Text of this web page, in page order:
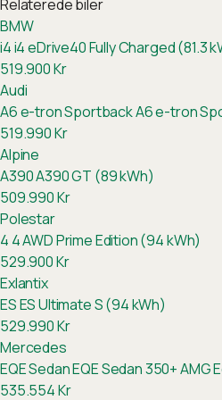
Relaterede biler
BMW
i4i4 eDrive40 Fully Charged (81.3
519.900Kr
Audi
A6 e-tron SportbackA6 e-tron
519.990Kr
Alpine
A390A390 GT (89 kWh)
509.990Kr
Polestar
4 4 AWD Prime Edition (94 kWh)
529.900Kr
Exlantix
ESES Ultimate S (94 kWh)
529.990Kr
Mercedes
EQE SedanEQE Sedan 350+ AMG
535.554Kr